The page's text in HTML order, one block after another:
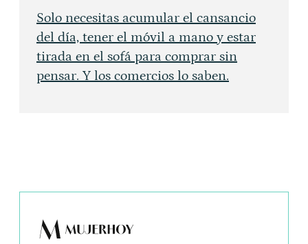
Solo necesitas acumular el cansancio
del día, tener el móvil a mano y estar
tirada en el sofá para comprar sin
pensar. Y los comercios lo saben.